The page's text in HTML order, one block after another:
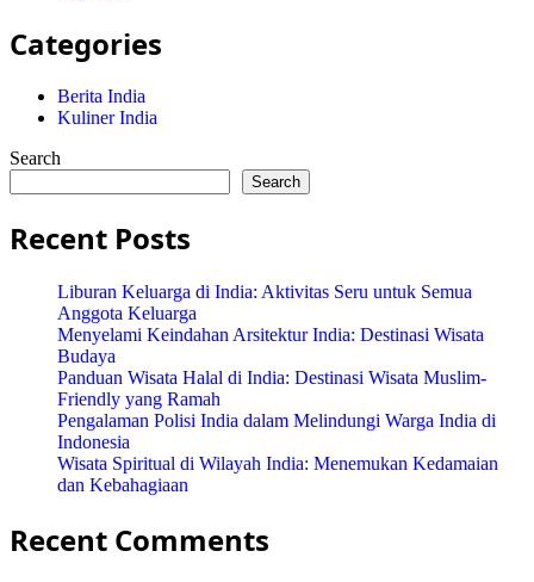
Categories
Berita India
Kuliner India
Search
Search
Recent Posts
Liburan Keluarga di India: Aktivitas Seru untuk Semua
Anggota Keluarga
Menyelami Keindahan Arsitektur India: Destinasi Wisata
Budaya
Panduan Wisata Halal di India: Destinasi Wisata Muslim-
Friendly yang Ramah
Pengalaman Polisi India dalam Melindungi Warga India di
Indonesia
Wisata Spiritual di Wilayah India: Menemukan Kedamaian
dan Kebahagiaan
Recent Comments